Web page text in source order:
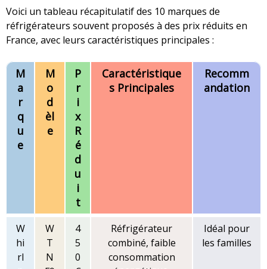
Voici un tableau récapitulatif des 10 marques de
réfrigérateurs souvent proposés à des prix réduits en
France, avec leurs caractéristiques principales :
M
a
r
q
u
e
M
o
d
èl
e
P
r
i
x
R
é
d
u
i
t
Caractéristique
s Principales
Recomm
andation
W
hi
rl
W
T
N
4
5
0
Réfrigérateur
combiné, faible
consommation
Idéal pour
les familles